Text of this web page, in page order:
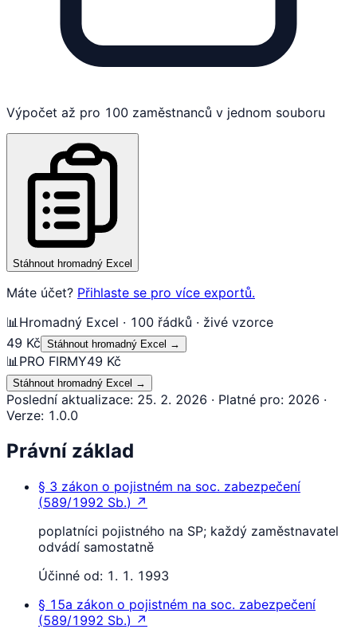
Výpočet až pro 100 zaměstnanců v jednom souboru
Stáhnout hromadný Excel
Máte účet? Přihlaste se pro více exportů.
📊 Hromadný Excel · 100 řádků · živé vzorce
49 Kč Stáhnout hromadný Excel →
📊 PRO FIRMY49 Kč
Stáhnout hromadný Excel →
Poslední aktualizace: 25. 2. 2026 · Platné pro: 2026 ·
Verze: 1.0.0
Právní základ
§ 3 zákon o pojistném na soc. zabezpečení
(589/1992 Sb.) ↗
poplatníci pojistného na SP; každý zaměstnavatel
odvádí samostatně
Účinné od: 1. 1. 1993
§ 15a zákon o pojistném na soc. zabezpečení
(589/1992 Sb.) ↗